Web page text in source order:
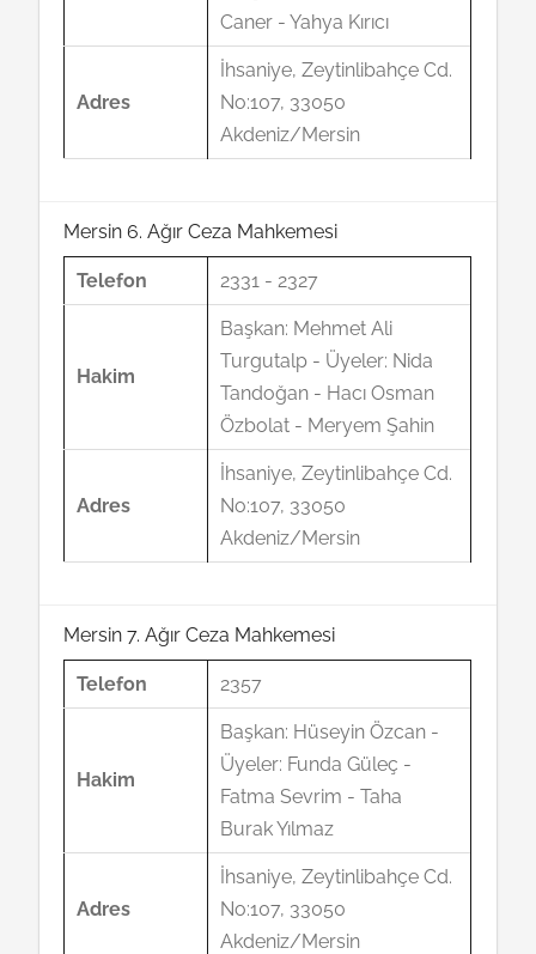
Caner - Yahya Kırıcı
Adres
İhsaniye, Zeytinlibahçe Cd.
No:107, 33050
Akdeniz/Mersin
Mersin 6. Ağır Ceza Mahkemesi
Telefon 2331 - 2327
Hakim
Başkan: Mehmet Ali
Turgutalp - Üyeler: Nida
Tandoğan - Hacı Osman
Özbolat - Meryem Şahin
Adres
İhsaniye, Zeytinlibahçe Cd.
No:107, 33050
Akdeniz/Mersin
Mersin 7. Ağır Ceza Mahkemesi
Telefon 2357
Hakim
Başkan: Hüseyin Özcan -
Üyeler: Funda Güleç -
Fatma Sevrim - Taha
Burak Yılmaz
Adres
İhsaniye, Zeytinlibahçe Cd.
No:107, 33050
Akdeniz/Mersin